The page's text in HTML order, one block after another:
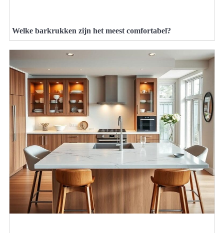
Welke barkrukken zijn het meest comfortabel?